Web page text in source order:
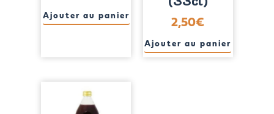
Ajouter au panier 2,50€
Ajouter au panier